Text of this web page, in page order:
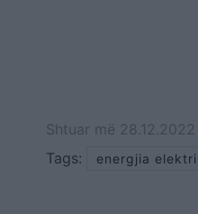
Shtuar më
Tags:
energjia